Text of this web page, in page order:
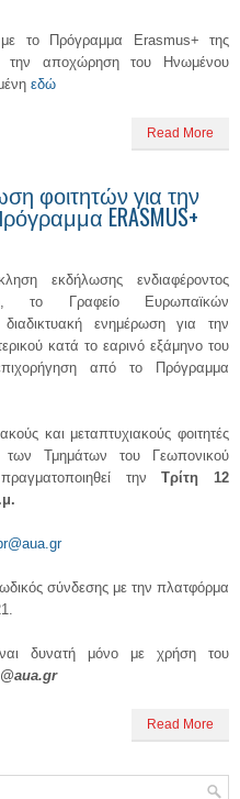
το Πρόγραμμα Εrasmus+ της
αποχώρηση του Ηνωμένου
εδώ
Read More
φοιτητών για την
ERASMUS+
εκδήλωσης ενδιαφέροντος
το Γραφείο Ευρωπαϊκών
ενημέρωση για την
κατά το εαρινό εξάμηνο του
από το Πρόγραμμα
και μεταπτυχιακούς φοιτητές
των Τμημάτων του Γεωπονικού
τηνΤρίτη 12
σύνδεσης με την πλατφόρμα
δυνατή μόνο με χρήση του
aua.gr
Read More